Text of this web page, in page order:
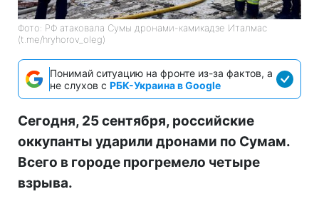
Фото: РФ атаковала Сумы дронами-камикадзе Италмас
(t.me/hryhorov_oleg)
Понимай ситуацию на фронте из-за фактов, а
не слухов с РБК-Украина в Google
Сегодня, 25 сентября, российские
оккупанты ударили дронами по Сумам.
Всего в городе прогремело четыре
взрыва.